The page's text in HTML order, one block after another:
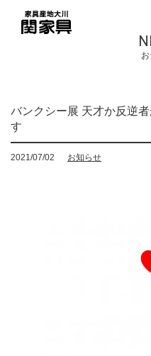
バンクシー展 天才か反逆
す
2021/07/02 お知らせ